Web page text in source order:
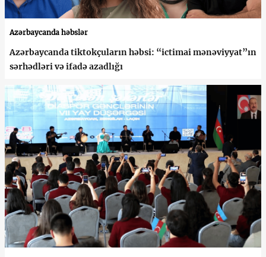
Azərbaycanda həbslər
Azərbaycanda tiktokçuların həbsi: “ictimai mənəviyyat”ın
sərhədləri və ifadə azadlığı